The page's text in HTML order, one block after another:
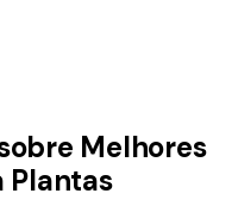
Melhores
Plantas